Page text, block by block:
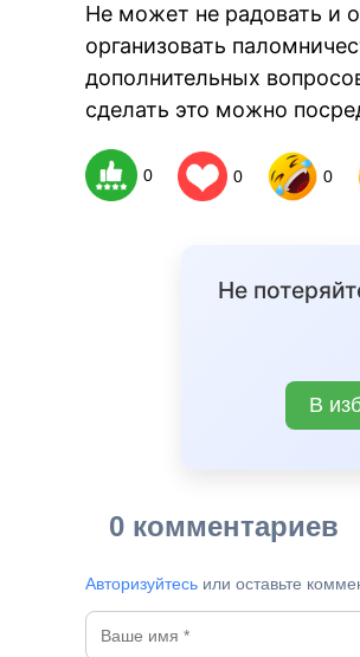
Не может не радовать и
организовать
дополнительных
сделать это можно
0 0 0
Не
В
0 комментариев
Авторизуйтесь или оставьте